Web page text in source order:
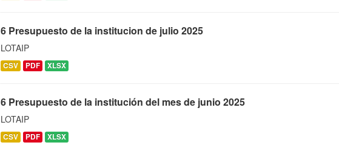
6 Presupuesto de la institucion de julio 2025
LOTAIP
CSV PDF XLSX
6 Presupuesto de la institución del mes de junio 2025
LOTAIP
CSV PDF XLSX